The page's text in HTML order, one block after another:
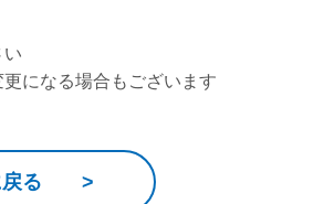
い
になる場合もございます
戻る >